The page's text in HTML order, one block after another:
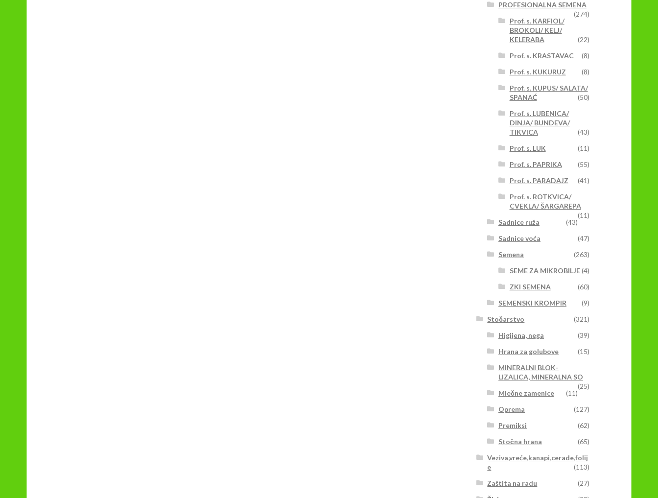
PROFESIONALNA SEMENA
(274)
Prof. s. KARFIOL/
BROKOLI/ KELJ/
KELERABA
(22)
Prof. s. KRASTAVAC
(8)
Prof. s. KUKURUZ
(8)
Prof. s. KUPUS/ SALATA/
SPANAĆ
(50)
Prof. s. LUBENICA/
DINJA/ BUNDEVA/
TIKVICA
(43)
Prof. s. LUK
(11)
Prof. s. PAPRIKA
(55)
Prof. s. PARADAJZ
(41)
Prof. s. ROTKVICA/
CVEKLA/ ŠARGAREPA
(11)
Sadnice ruža
(43)
Sadnice voća
(47)
Semena
(263)
SEME ZA MIKROBILJE(4)
ZKI SEMENA
(60)
SEMENSKI KROMPIR
(9)
Stočarstvo
(321)
Higijena, nega
(39)
Hrana za golubove
(15)
MINERALNI BLOK-
LIZALICA, MINERALNA SO
(25)
Mlečne zamenice
(11)
Oprema
(127)
Premiksi
(62)
Stočna hrana
(65)
Veziva,vreće,kanapi,cerade,folij
e
(113)
Zaštita na radu
(27)